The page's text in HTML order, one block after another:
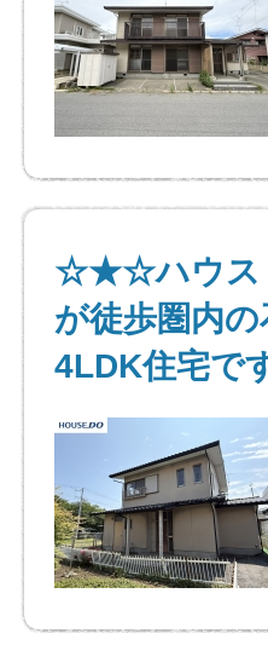
☆★☆ハウス
が徒歩圏内
4LDK住宅で